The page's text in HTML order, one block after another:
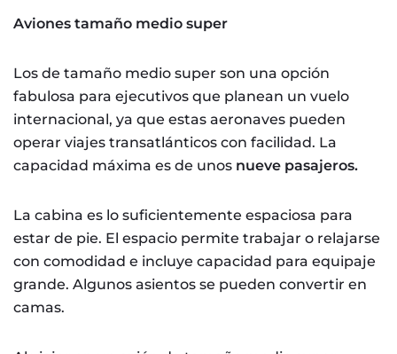
Aviones tamaño medio super
Los de tamaño medio super son una opción
fabulosa para ejecutivos que planean un vuelo
internacional, ya que estas aeronaves pueden
operar viajes transatlánticos con facilidad. La
capacidad máxima es de unos nueve pasajeros.
La cabina es lo suficientemente espaciosa para
estar de pie. El espacio permite trabajar o relajarse
con comodidad e incluye capacidad para equipaje
grande. Algunos asientos se pueden convertir en
camas.